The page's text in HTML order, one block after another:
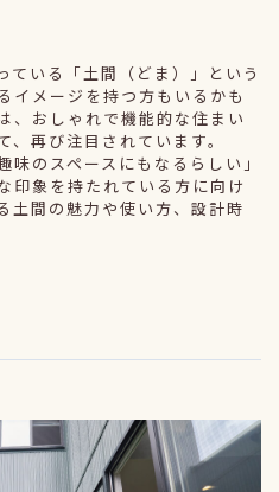
ている「土間（どま）」という
イメージを持つ方もいるかも
、おしゃれで機能的な住まい
再び注目されています。
味のスペースにもなるらしい」
印象を持たれている方に向け
土間の魅力や使い方、設計時